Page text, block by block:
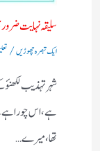
سلیقہ نہایت
ایک تبصرہ چھوڑیں/
شہر تہذیب
ہے ،اس چوراہے
تھا،میرے…